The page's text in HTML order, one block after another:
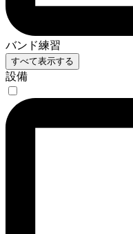
バンド練習
すべて表示する
設備